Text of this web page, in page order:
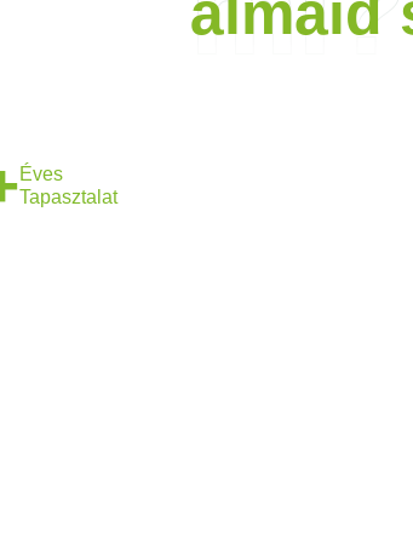
Éves
Tapasztalat